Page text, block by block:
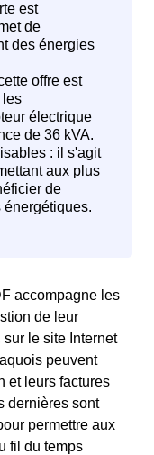
accompagne les
de leur
le site Internet
peuvent
et leurs factures
dernières sont
permettre aux
fil du temps